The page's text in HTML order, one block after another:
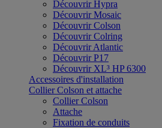
Découvrir Hypra
Découvrir Mosaic
Découvrir Colson
Découvrir Colring
Découvrir Atlantic
Découvrir P17
Découvrir XL³ HP 6300
Accessoires d'installation
Collier Colson et attache
Collier Colson
Attache
Fixation de conduits